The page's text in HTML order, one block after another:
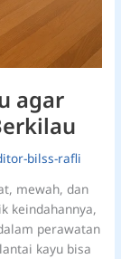
agar
bilss-rafli
mewah, dan
keindahannya,
perawatan
kayu bisa